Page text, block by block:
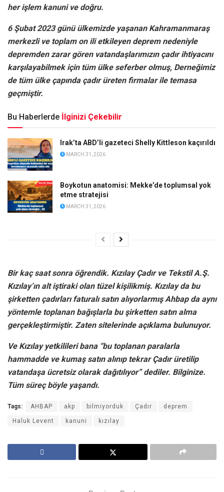
her işlem kanuni ve doğru.
6 Şubat 2023 günü ülkemizde yaşanan Kahramanmaraş
merkezli ve toplam on ili etkileyen deprem nedeniyle
depremden zarar gören vatandaşlarımızın çadır ihtiyacını
karşılayabilmek için tüm ülke seferber olmuş, Derneğimiz
de tüm ülke çapında çadır üreten firmalar ile temasa
geçmiştir.
Bu Haberlerde İlginizi Çekebilir
Irak’ta ABD’li gazeteci Shelly Kittleson kaçırıldı
MARCH 31, 2026
Boykotun anatomisi: Mekke’de toplumsal yok
etme stratejisi
MARCH 31, 2026
Bir kaç saat sonra öğrendik. Kızılay Çadır ve Tekstil A.Ş.
Kızılay’ın alt iştiraki olan tüzel kişilikmiş. Kızılay da bu
şirketten çadırları faturalı satın alıyorlarmış Ahbap da aynı
yöntemle toplanan bağışlarla bu şirketten satın alma
gerçekleştirmiştir. Zaten sitelerinde açıklama bulunuyor.
Ve Kızılay yetkilileri bana “bu toplanan paralarla
hammadde ve kumaş satın alınıp tekrar Çadır üretilip
vatandaşa ücretsiz olarak dağıtılıyor” dediler. Bilginize.
Tüm süreç böyle yaşandı.
Tags: AHBAP akp bilmiyorduk Çadır deprem
Haluk Levent kanuni kızılay